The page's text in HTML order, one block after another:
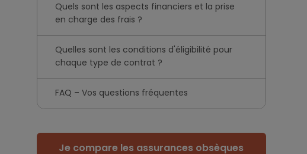
Quels sont les aspects financiers et la prise
en charge des frais ?
Quelles sont les conditions d'éligibilité pour
chaque type de contrat ?
FAQ – Vos questions fréquentes
Je compare les assurances obsèques